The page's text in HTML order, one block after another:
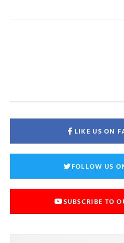
LIKE US ON
FOLLOW US
SUBSCRIBE TO